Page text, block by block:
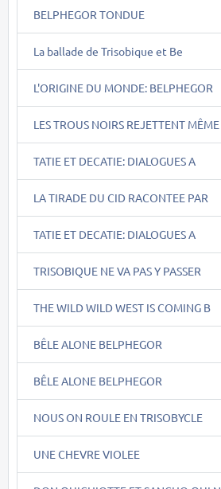
BELPHEGOR TONDUE
La ballade de Trisobique et Be
L'ORIGINE DU MONDE: BELPHEGOR
LES TROUS NOIRS REJETTENT MÊME
TATIE ET DECATIE: DIALOGUES A
LA TIRADE DU CID RACONTEE PAR
TATIE ET DECATIE: DIALOGUES A
TRISOBIQUE NE VA PAS Y PASSER
THE WILD WILD WEST IS COMING B
BÊLE ALONE BELPHEGOR
BÊLE ALONE BELPHEGOR
NOUS ON ROULE EN TRISOBYCLE
UNE CHEVRE VIOLEE